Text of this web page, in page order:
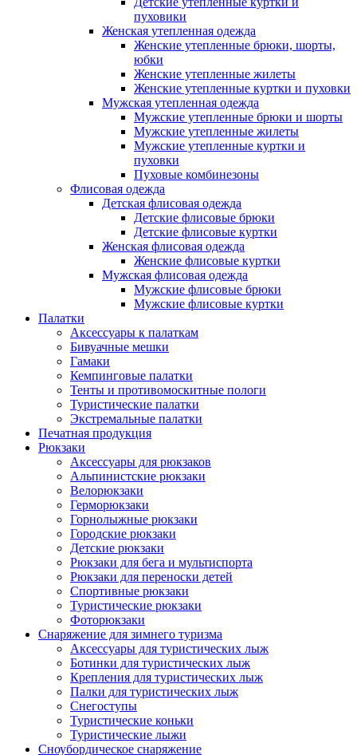
пуховики
Женская утепленная одежда
Женские утепленные брюки, шорты,
юбки
Женские утепленные жилеты
Женские утепленные куртки и пуховки
Мужская утепленная одежда
Мужские утепленные брюки и шорты
Мужские утепленные жилеты
Мужские утепленные куртки и
пуховки
Пуховые комбинезоны
Флисовая одежда
Детская флисовая одежда
Детские флисовые брюки
Детские флисовые куртки
Женская флисовая одежда
Женские флисовые куртки
Мужская флисовая одежда
Мужские флисовые брюки
Мужские флисовые куртки
Палатки
Аксессуары к палаткам
Бивуачные мешки
Гамаки
Кемпинговые палатки
Тенты и противомоскитные пологи
Туристические палатки
Экстремальные палатки
Печатная продукция
Рюкзаки
Аксессуары для рюкзаков
Альпинистские рюкзаки
Велорюкзаки
Герморюкзаки
Горнолыжные рюкзаки
Городские рюкзаки
Детские рюкзаки
Рюкзаки для бега и мультиспорта
Рюкзаки для переноски детей
Спортивные рюкзаки
Туристические рюкзаки
Фоторюкзаки
Снаряжение для зимнего туризма
Аксессуары для туристических лыж
Ботинки для туристических лыж
Крепления для туристических лыж
Палки для туристических лыж
Снегоступы
Туристические коньки
Туристические лыжи
Сноубордическое снаряжение